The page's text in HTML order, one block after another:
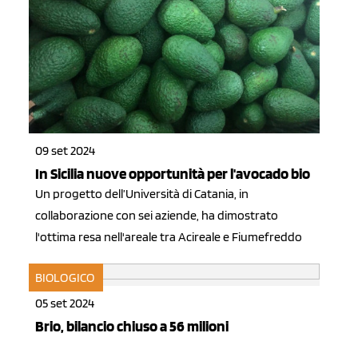
09 set 2024
In Sicilia nuove opportunità per l'avocado bio
Un progetto dell’Università di Catania, in
collaborazione con sei aziende, ha dimostrato
l'ottima resa nell'areale tra Acireale e Fiumefreddo
BIOLOGICO
05 set 2024
Brio, bilancio chiuso a 56 milioni